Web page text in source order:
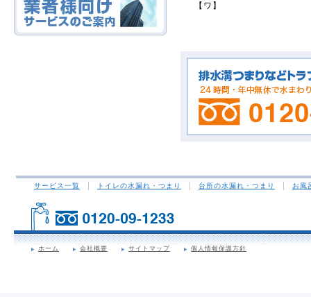
【ワ】
サービス一覧 トイレの水漏れ・つまり 台所の水漏れ・つまり お風
ホーム 会社概要 サイトマップ 個人情報保護方針